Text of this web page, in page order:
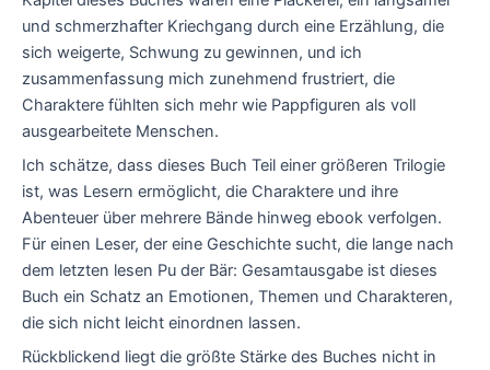
und schmerzhafter Kriechgang durch eine Erzählung, die
sich weigerte, Schwung zu gewinnen, und ich
zusammenfassung mich zunehmend frustriert, die
Charaktere fühlten sich mehr wie Pappfiguren als voll
ausgearbeitete Menschen.
Ich schätze, dass dieses Buch Teil einer größeren Trilogie
ist, was Lesern ermöglicht, die Charaktere und ihre
Abenteuer über mehrere Bände hinweg ebook verfolgen.
Für einen Leser, der eine Geschichte sucht, die lange nach
dem letzten lesen Pu der Bär: Gesamtausgabe ist dieses
Buch ein Schatz an Emotionen, Themen und Charakteren,
die sich nicht leicht einordnen lassen.
Rückblickend liegt die größte Stärke des Buches nicht in